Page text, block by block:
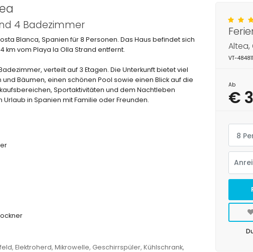
4 Badezimmer
Blanca, Spanien für 8 Personen. Das Haus befindet sich
km vom Playa la Olla Strand entfernt.
verteilt auf 3 Etagen. Die Unterkunft bietet viel
Bäumen, einen schönen Pool sowie einen Blick auf die
Sportaktivitäten und dem Nachtleben
in Spanien mit Familie oder Freunden.
Elektroherd, Mikrowelle, Geschirrspüler, Kühlschrank,
Altea,
VT-
Ab
€
8